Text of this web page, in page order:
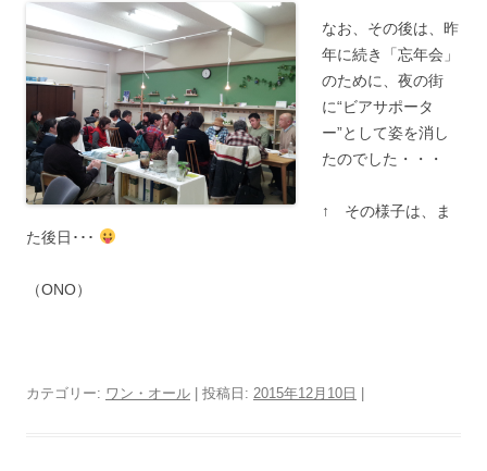
なお、その後は、昨
年に続き「忘年会」
のために、夜の街
に“ビアサポータ
ー”として姿を消し
たのでした・・・
↑ その様子は、ま
た後日･･･
（ONO）
カテゴリー: ワン・オール | 投稿日: 2015年12月10日